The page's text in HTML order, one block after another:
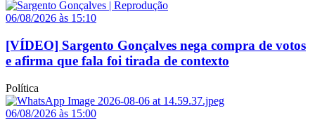
06/08/2026 às 15:10
[VÍDEO] Sargento Gonçalves nega compra de votos
e afirma que fala foi tirada de contexto
Política
06/08/2026 às 15:00